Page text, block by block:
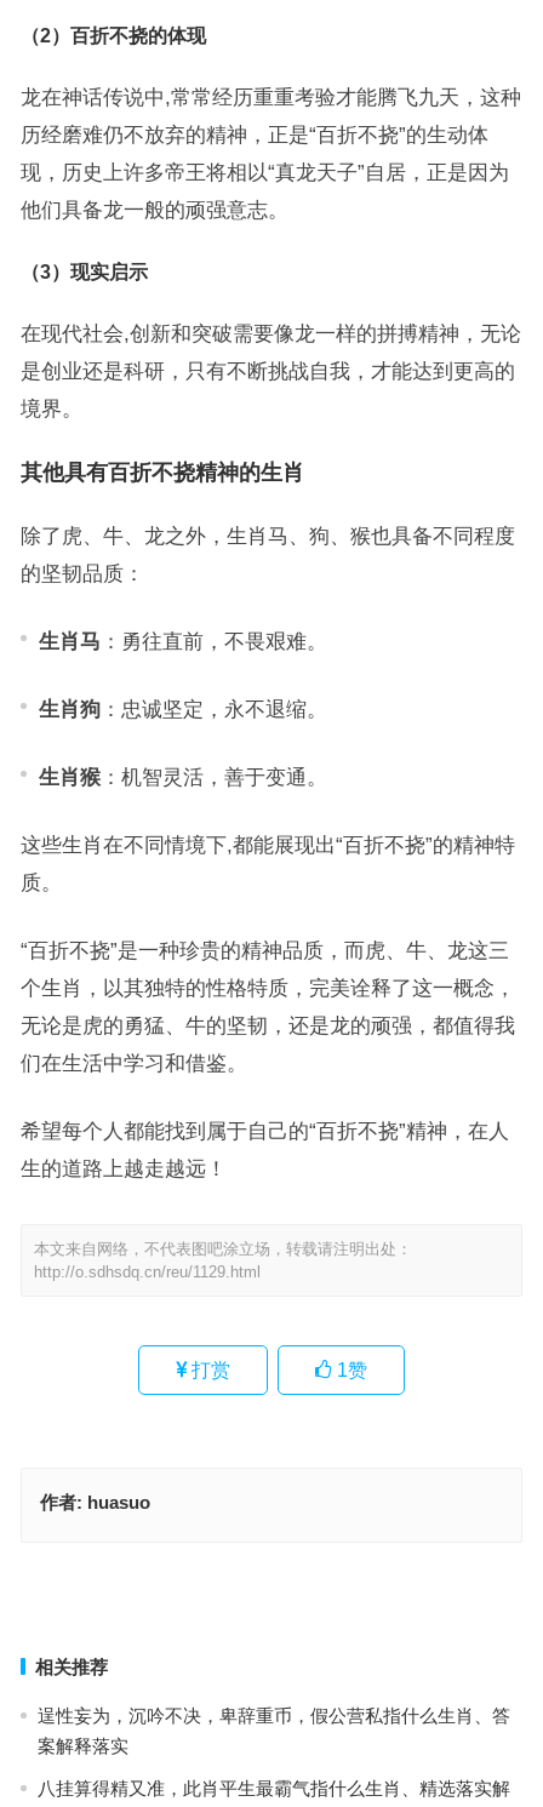
（2）百折不挠的体现
龙在神话传说中,常常经历重重考验才能腾飞九天，这种
历经磨难仍不放弃的精神，正是“百折不挠”的生动体
现，历史上许多帝王将相以“真龙天子”自居，正是因为
他们具备龙一般的顽强意志。
（3）现实启示
在现代社会,创新和突破需要像龙一样的拼搏精神，无论
是创业还是科研，只有不断挑战自我，才能达到更高的
境界。
其他具有百折不挠精神的生肖
除了虎、牛、龙之外，生肖马、狗、猴也具备不同程度
的坚韧品质：
生肖马 ：勇往直前，不畏艰难。
生肖狗：忠诚坚定，永不退缩。
生肖猴：机智灵活，善于变通。
这些生肖在不同情境下,都能展现出“百折不挠”的精神特
质。
“百折不挠”是一种珍贵的精神品质，而虎、牛、龙这三
个生肖，以其独特的性格特质，完美诠释了这一概念，
无论是虎的勇猛、牛的坚韧，还是龙的顽强，都值得我
们在生活中学习和借鉴。
希望每个人都能找到属于自己的“百折不挠”精神，在人
生的道路上越走越远！
本文来自网络，不代表图吧涂立场，转载请注明出处：
http://o.sdhsdq.cn/reu/1129.html
打赏 1赞
作者: huasuo
相关推荐
逞性妄为，沉吟不决，卑辞重币，假公营私指什么生肖、答
案解释落实
八挂算得精又准，此肖平生最霸气指什么生肖、精选落实解